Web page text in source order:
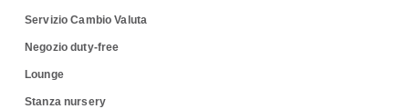
Servizio Cambio Valuta
Negozio duty-free
Lounge
Stanza nursery